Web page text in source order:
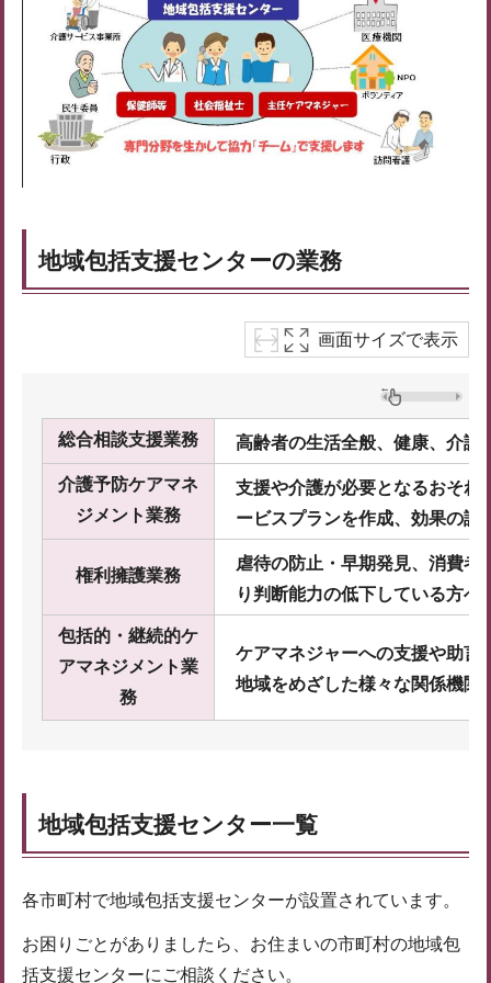
地域包括支援センターの業務
画面サイズで表示
総合相談支援業務 高齢者の生活全般、健康、介護
介護予防ケアマネ
ジメント業務
支援や介護が必要となるおそれ
ービスプランを作成、 効果の評
権利擁護業務
虐待の防止・早期発見、消費者
り判断能力の低下している方へ
包括的・継続的ケ
アマネジメント業
務
ケアマネジャーへの支援や助言
地域をめざした様々な関係機関
地域包括支援センター一覧
各市町村で地域包括支援センターが設置されています。
お困りごとがありましたら、お住まいの市町村の地域包
括支援センターにご相談ください。